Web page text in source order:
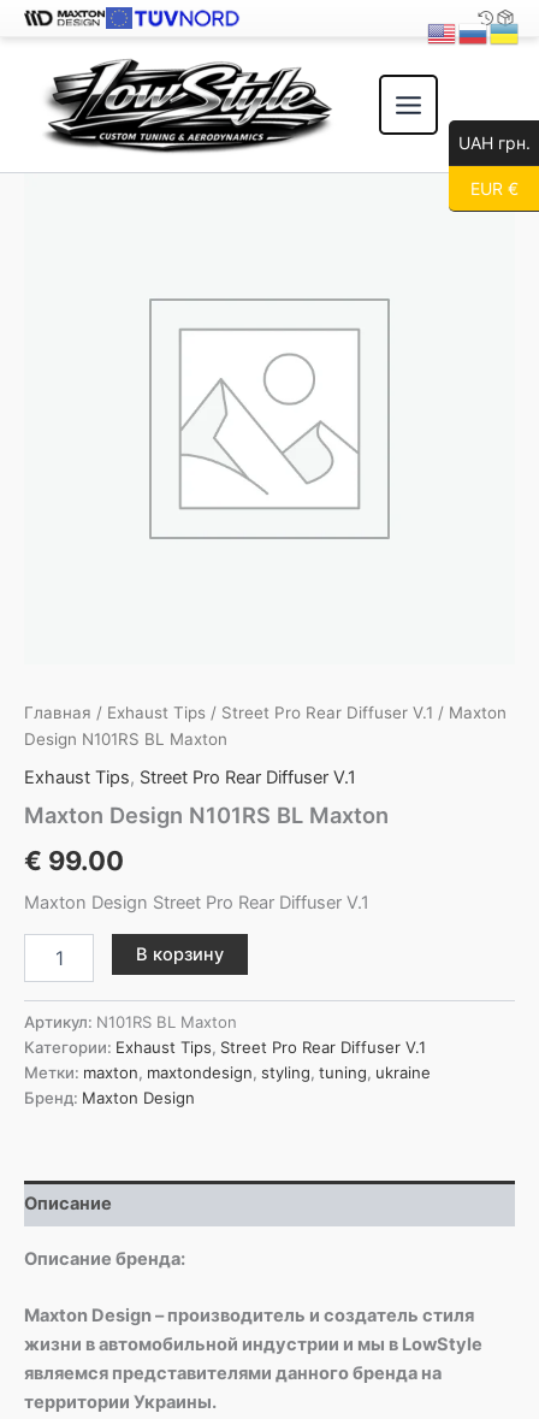
содержимому
Главная / Exhaust Tips / Street Pro Rear Diffuser V.1 / Maxton
Design N101RS BL Maxton
Exhaust Tips, Street Pro Rear Diffuser V.1
Maxton Design N101RS BL Maxton
€ 99.00
Maxton Design Street Pro Rear Diffuser V.1
товара
Design
N101RS
BL
Maxton
В корзину
Артикул: N101RS BL Maxton
Категории: Exhaust Tips, Street Pro Rear Diffuser V.1
Метки: maxton, maxtondesign, styling, tuning, ukraine
Бренд: Maxton Design
Описание
Описание бренда:
Maxton Design – производитель и создатель стиля
жизни в автомобильной индустрии и мы в LowStyle
являемся представителями данного бренда на
территории Украины.
UAH грн.
EUR €